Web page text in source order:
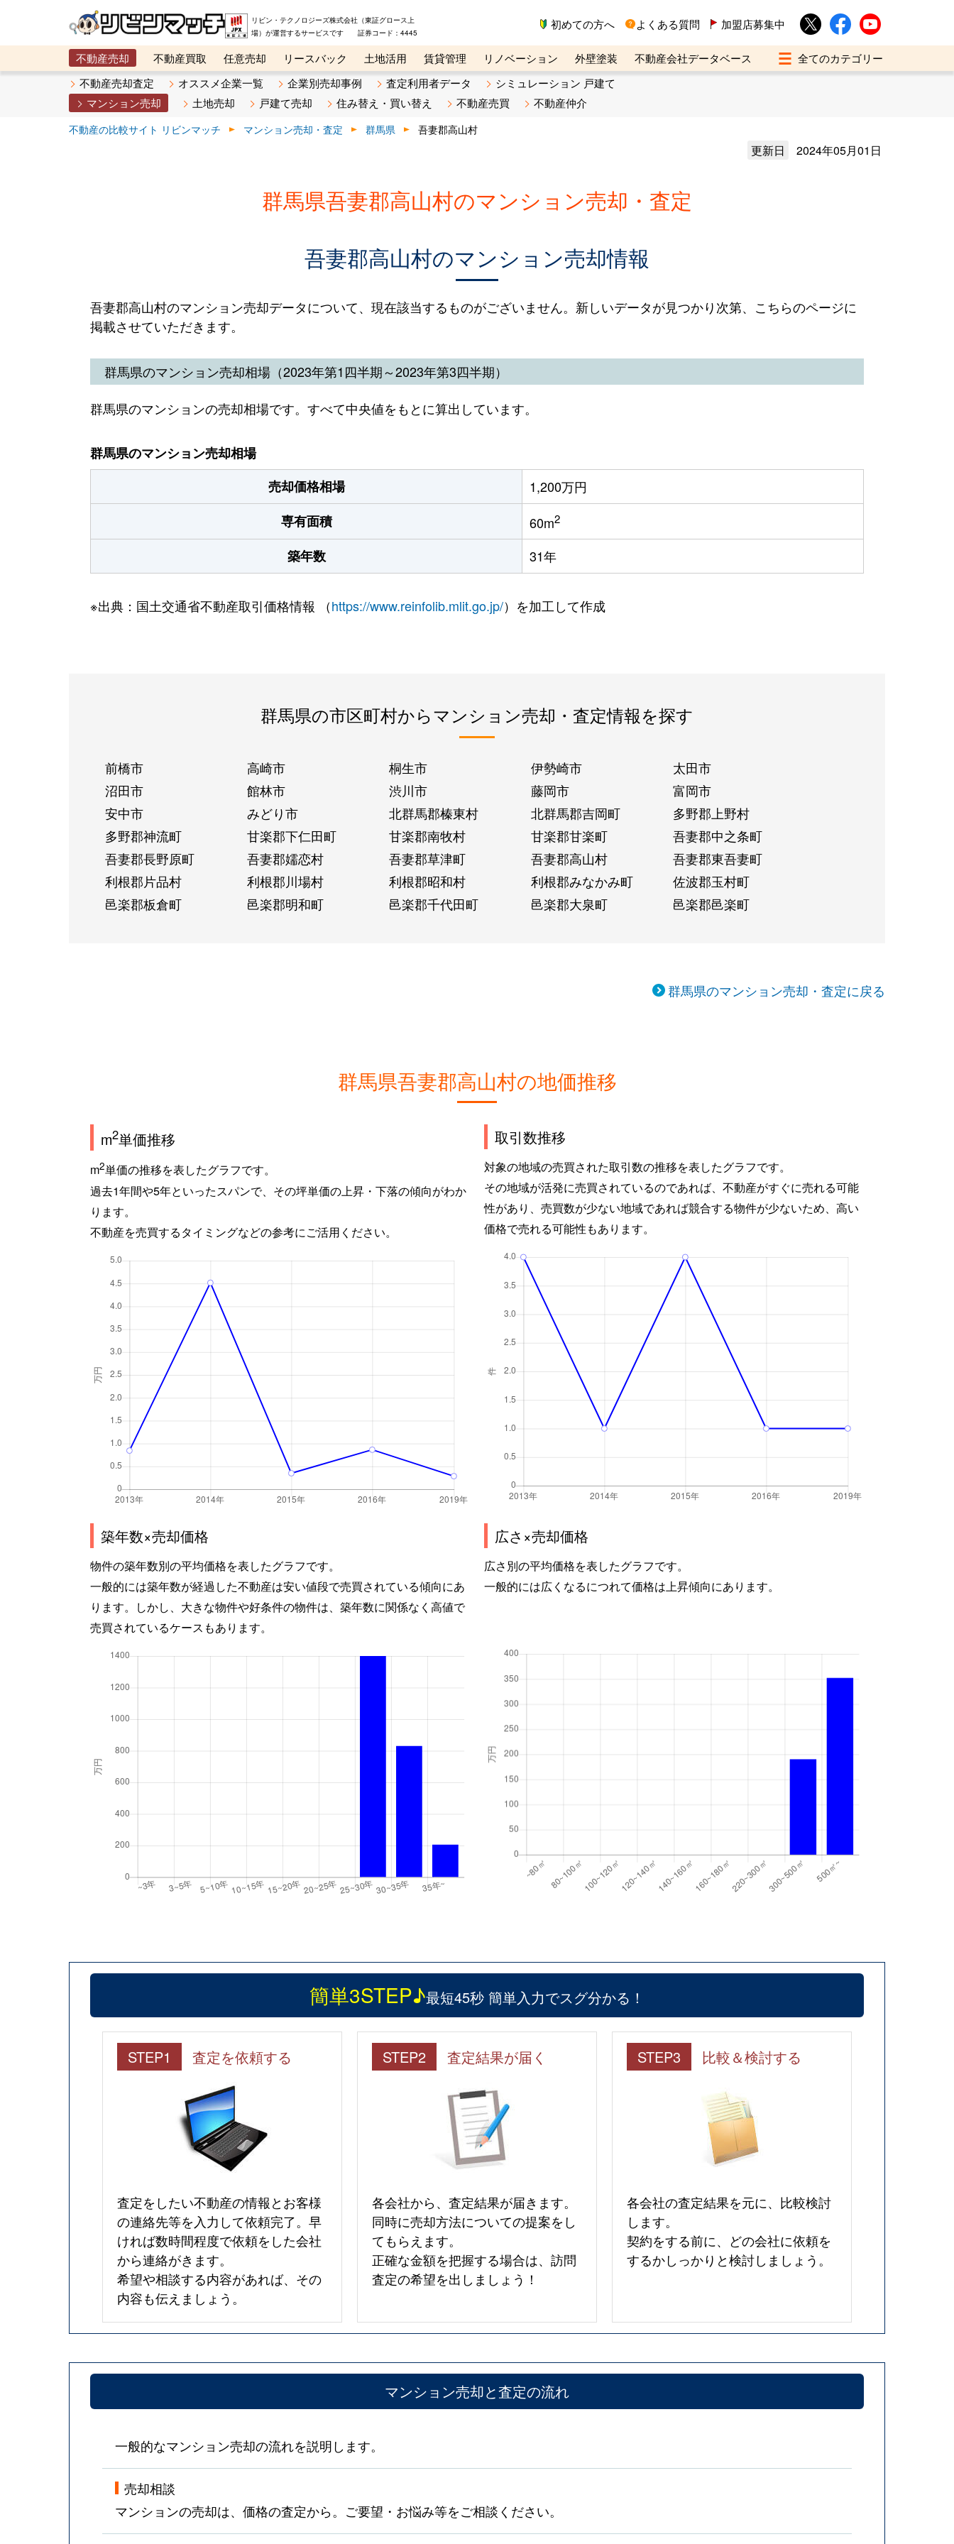
リビン・テクノロジーズ株式会社（東証グロース上
場）が運営するサービスです 証券コード：4445
初めての方へ よくある質問 加盟店募集中
不動産売却 不動産買取 任意売却 リースバック 土地活用 賃貸管理 リノベーション 外壁塗装
不動産会社データベース
メタ住宅展示場
ベスト不動産カンパニー オンライン講座 リビンマガジンBiz 不動産売却ご相談デスク
不動産売却査定 オススメ企業一覧 企業別売却事例 査定利用者データ
シミュレーション 戸建て
マンション売却
土地売却 戸建て売却 住み替え・買い替え 不動産売買 不動産仲介
不動産の比較サイト リビンマッチ マンション売却・査定 群馬県 吾妻郡高山村
更新日 2024年05月01日
群馬県吾妻郡高山村のマンション売却・査定
吾妻郡高山村のマンション売却情報
吾妻郡高山村のマンション売却データについて、現在該当するものがございません。新しいデータが見つかり次第、こちらのページに
掲載させていただきます。
群馬県のマンション売却相場（2023年第1四半期～2023年第3四半期）
群馬県のマンションの売却相場です。すべて中央値をもとに算出しています。
群馬県のマンション売却相場
売却価格相場
1,200万円
専有面積
60m2
築年数 31年
※出典：国土交通省不動産取引価格情報 （https://www.reinfolib.mlit.go.jp/）を加工して作成
群馬県の市区町村からマンション売却・査定情報を探す
前橋市 高崎市 桐生市 伊勢崎市
太田市
沼田市
館林市 渋川市 藤岡市
富岡市
安中市
みどり市 北群馬郡榛東村 北群馬郡吉岡町
多野郡上野村
多野郡神流町
甘楽郡下仁田町 甘楽郡南牧村 甘楽郡甘楽町
吾妻郡中之条町
吾妻郡長野原町
吾妻郡嬬恋村 吾妻郡草津町 吾妻郡高山村
吾妻郡東吾妻町
利根郡片品村
利根郡川場村 利根郡昭和村 利根郡みなかみ町
佐波郡玉村町
邑楽郡板倉町
邑楽郡明和町 邑楽郡千代田町 邑楽郡大泉町 邑楽郡邑楽町
群馬県のマンション売却・査定に戻る
群馬県吾妻郡高山村の地価推移
m2単価推移
m2単価の推移を表したグラフです。
過去1年間や5年といったスパンで、その坪単価の上昇・下落の傾向がわか
ります。
不動産を売買するタイミングなどの参考にご活用ください。
取引数推移
対象の地域の売買された取引数の推移を表したグラフです。
その地域が活発に売買されているのであれば、不動産がすぐに売れる可能
性があり、売買数が少ない地域であれば競合する物件が少ないため、高い
価格で売れる可能性もあります。
築年数×売却価格
物件の築年数別の平均価格を表したグラフです。
一般的には築年数が経過した不動産は安い値段で売買されている傾向にあ
ります。しかし、大きな物件や好条件の物件は、築年数に関係なく高値で
売買されているケースもあります。
広さ×売却価格
広さ別の平均価格を表したグラフです。
一般的には広くなるにつれて価格は上昇傾向にあります。
簡単3STEP♪最短45秒 簡単入力でスグ分かる！
STEP1 査定を依頼する
査定をしたい不動産の情報とお客様
の連絡先等を入力して依頼完了。早
ければ数時間程度で依頼をした会社
から連絡がきます。
希望や相談する内容があれば、その
内容も伝えましょう。
STEP2 査定結果が届く
各会社から、査定結果が届きます。
同時に売却方法についての提案をし
てもらえます。
正確な金額を把握する場合は、訪問
査定の希望を出しましょう！
STEP3 比較＆検討する
各会社の査定結果を元に、比較検討
します。
契約をする前に、どの会社に依頼を
するかしっかりと検討しましょう。
マンション売却と査定の流れ
一般的なマンション売却の流れを説明します。
売却相談
マンションの売却は、価格の査定から。ご要望・お悩み等をご相談ください。